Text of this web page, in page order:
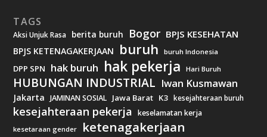
TAGS
Aksi Unjuk Rasa berita buruh Bogor BPJS KESEHATAN
BPJS KETENAGAKERJAAN buruh buruh Indonesia
DPP SPN hak buruh hak pekerja Hari Buruh
HUBUNGAN INDUSTRIAL Iwan Kusmawan
Jakarta JAMINAN SOSIAL Jawa Barat K3 kesejahteraan buruh
kesejahteraan pekerja keselamatan kerja
kesetaraan gender ketenagakerjaan